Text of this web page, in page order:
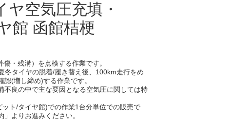
空気圧充填・
館 函館桔梗
・残溝）を点検する作業です。​
冬タイヤの脱着/履き替え後、100km走行をめ
(増し締め)する作業です。​
不良の中で主な要因となる空気圧に関しては特
ト/タイヤ館)での作業1台分単位での販売で
よりお進みください。​